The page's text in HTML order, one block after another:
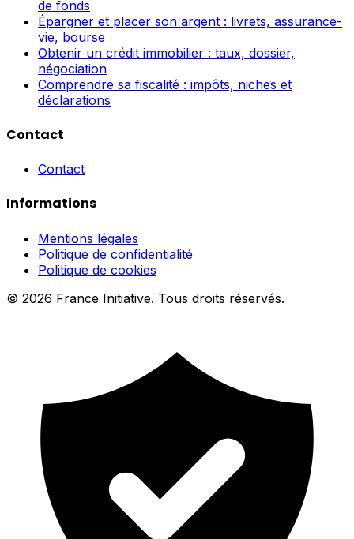
de fonds
Épargner et placer son argent : livrets, assurance-
vie, bourse
Obtenir un crédit immobilier : taux, dossier,
négociation
Comprendre sa fiscalité : impôts, niches et
déclarations
Contact
Contact
Informations
Mentions légales
Politique de confidentialité
Politique de cookies
© 2026 France Initiative. Tous droits réservés.